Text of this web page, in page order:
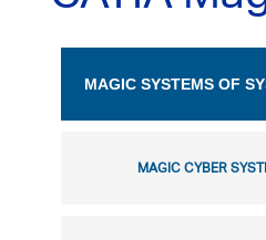
MAGIC SYSTEMS OF
MAGIC CYBER